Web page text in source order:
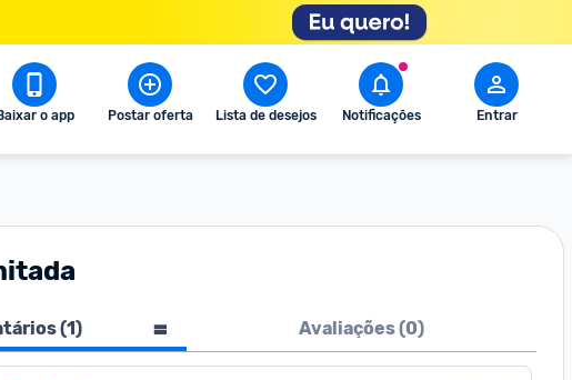
o app Postar oferta Lista de desejos Notificações Entrar
(1) Avaliações (0)